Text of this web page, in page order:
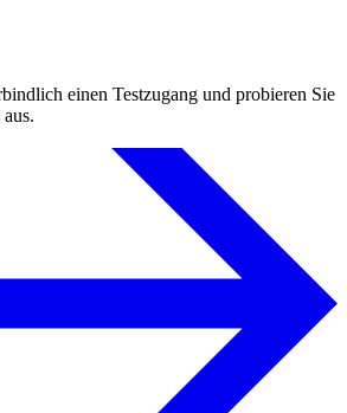
einen Testzugang und probieren Sie